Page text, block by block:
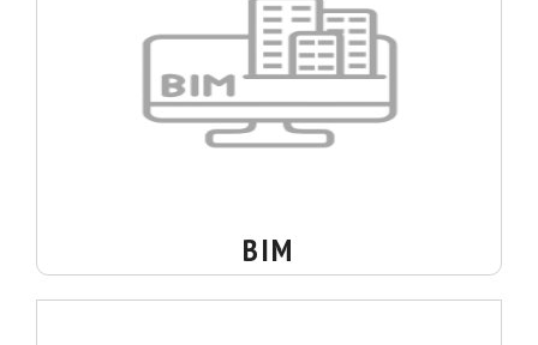
BIM